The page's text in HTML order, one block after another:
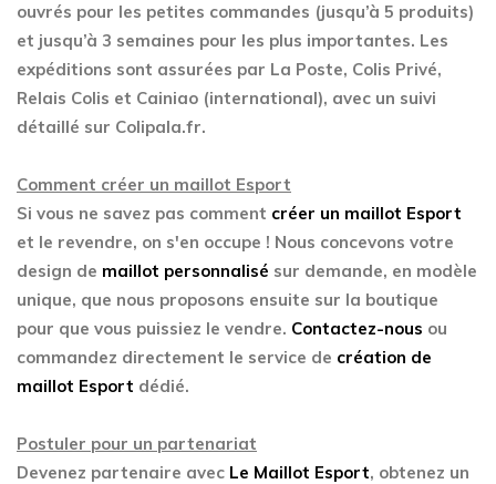
ouvrés pour les petites commandes (jusqu’à 5 produits)
et jusqu’à 3 semaines pour les plus importantes. Les
expéditions sont assurées par La Poste, Colis Privé,
Relais Colis et Cainiao (international), avec un suivi
détaillé sur Colipala.fr.
Comment créer un maillot Esport
Si vous ne savez pas comment créer un maillot Esport
et le revendre, on s'en occupe ! Nous concevons votre
design de maillot personnalisé sur demande, en modèle
unique, que nous proposons ensuite sur la boutique
pour que vous puissiez le vendre. Contactez-nous ou
commandez directement le service de création de
maillot Esport dédié.
Postuler pour un partenariat
Devenez partenaire avec Le Maillot Esport, obtenez un